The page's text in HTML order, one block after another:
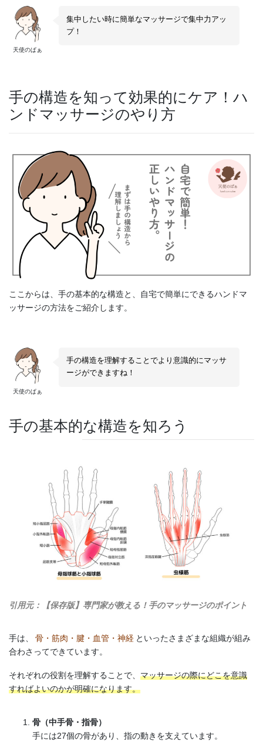
天使のぱぁ
集中したい時に簡単なマッサージで集中力アッ
プ！
手の構造を知って効果的にケア！ハ
ンドマッサージのやり方
ここからは、手の基本的な構造と、自宅で簡単にできるハンドマ
ッサージの方法をご紹介します。
天使のぱぁ
手の構造を理解することでより意識的にマッサ
ージができますね！
手の基本的な構造を知ろう
引用元：【保存版】専門家が教える！手のマッサージのポイント
手は、 骨・筋肉・腱・血管・神経 といったさまざまな組織が組み
合わさってできています。
それぞれの役割を理解することで、 マッサージの際にどこを意識
すればよいのかが明確になります。
骨（中手骨・指骨）
手には27個の骨があり、指の動きを支えています。